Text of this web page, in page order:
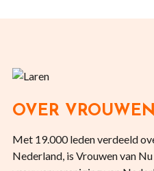
OVER
Met 19.000 leden verdeeld
Nederland, is Vrouwen van